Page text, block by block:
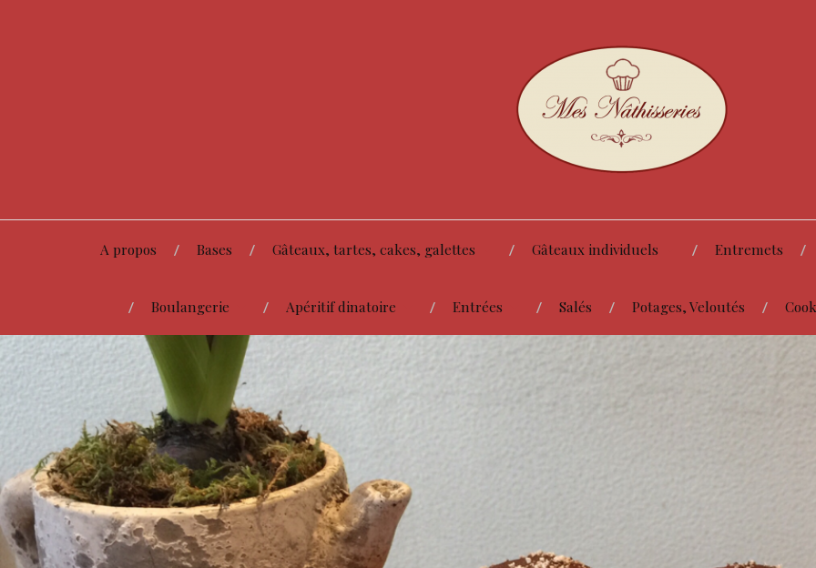
A propos Bases Gâteaux, tartes, cakes, galettes Gâteaux individuels Entremets
Boulangerie Apéritif dinatoire Entrées Salés Potages, Veloutés